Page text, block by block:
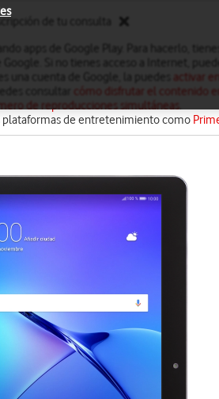
de tu consulta
Si no tienes acceso a Internet,
activar
consultar
cómo disfrutar el contenido
de reproducciones simultáneas
plataformas de entretenimiento como